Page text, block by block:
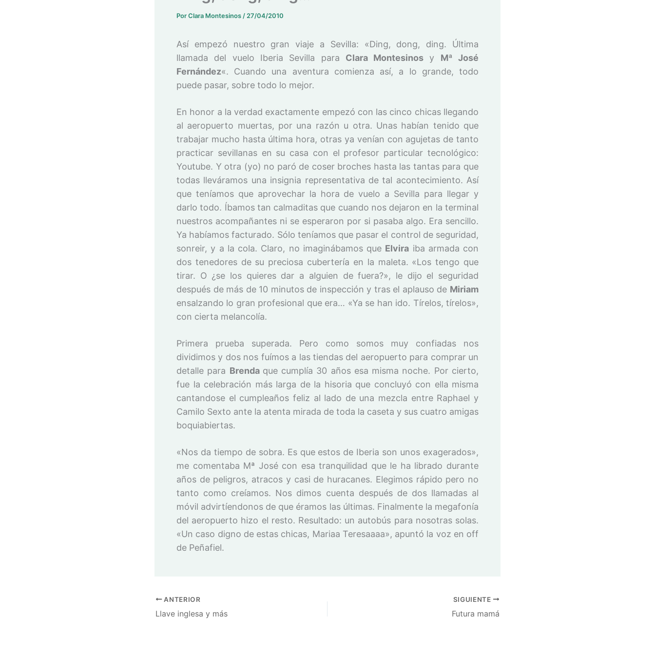
PorClara Montesinos / 27/04/2010
Así empezó nuestro gran viaje a Sevilla: «Ding, dong, ding. Última
llamada del vuelo Iberia Sevilla para Clara Montesinos y Mª José
Fernández«. Cuando una aventura comienza así, a lo grande, todo
puede pasar, sobre todo lo mejor.
En honor a la verdad exactamente empezó con las cinco chicas llegando
al aeropuerto muertas, por una razón u otra. Unas habían tenido que
trabajar mucho hasta última hora, otras ya venían con agujetas de tanto
practicar sevillanas en su casa con el profesor particular tecnológico:
Youtube. Y otra (yo) no paró de coser broches hasta las tantas para que
todas lleváramos una insignia representativa de tal acontecimiento. Así
que teníamos que aprovechar la hora de vuelo a Sevilla para llegar y
darlo todo. Íbamos tan calmaditas que cuando nos dejaron en la terminal
nuestros acompañantes ni se esperaron por si pasaba algo. Era sencillo.
Ya habíamos facturado. Sólo teníamos que pasar el control de seguridad,
sonreir, y a la cola. Claro, no imaginábamos que Elvira iba armada con
dos tenedores de su preciosa cubertería en la maleta. «Los tengo que
tirar. O ¿se los quieres dar a alguien de fuera?», le dijo el seguridad
después de más de 10 minutos de inspección y tras el aplauso de Miriam
ensalzando lo gran profesional que era… «Ya se han ido. Tírelos, tírelos»,
con cierta melancolía.
Primera prueba superada. Pero como somos muy confiadas nos
dividimos y dos nos fuímos a las tiendas del aeropuerto para comprar un
detalle para Brenda que cumplía 30 años esa misma noche. Por cierto,
fue la celebración más larga de la hisoria que concluyó con ella misma
cantandose el cumpleaños feliz al lado de una mezcla entre Raphael y
Camilo Sexto ante la atenta mirada de toda la caseta y sus cuatro amigas
boquiabiertas.
«Nos da tiempo de sobra. Es que estos de Iberia son unos exagerados»,
me comentaba Mª José con esa tranquilidad que le ha librado durante
años de peligros, atracos y casi de huracanes. Elegimos rápido pero no
tanto como creíamos. Nos dimos cuenta después de dos llamadas al
móvil advirtíendonos de que éramos las últimas. Finalmente la megafonía
del aeropuerto hizo el resto. Resultado: un autobús para nosotras solas.
«Un caso digno de estas chicas, Mariaa Teresaaaa», apuntó la voz en off
de Peñafiel.
ANTERIOR
Llave inglesa y más
SIGUIENTE
Futura mamá